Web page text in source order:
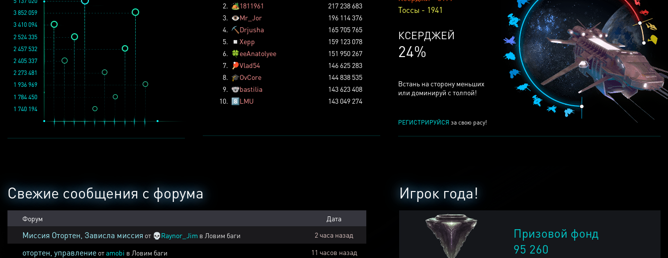
Тоссы - 1941
КСЕРДЖЕЙ
24%
Встань на сторону меньших
или доминируй с толпой!
РЕГИСТРИРУЙСЯ за свою расу!
1 936 969
3 852 059
2 457 532
1 784 450
2 273 481
1 740 194
2 524 335
2 405 337
3 410 094
2. 🏕️1811961
217 238 683
3. 👁️Mr_Jor
196 114 376
4. ⛏️ Drjusha
165 705 765
5.
◽ Xepp
159 123 078
6. 🍀eeAnatolyee
151 950 267
7.
🏓Vlad54
146 625 283
8. 🎓OvCore
144 838 535
9. 🐨bastilia
143 623 408
10. 8️⃣LMU 143 049 274
Игрок года!
Призовой фонд
95 260
Свежие сообщения с форума
Форум Дата
Миссия Отортен, Зависла миссия от 💀Raynor_Jim в Ловим баги 2 часа назад
отортен, управление отamobi в Ловим баги 11 часов назад